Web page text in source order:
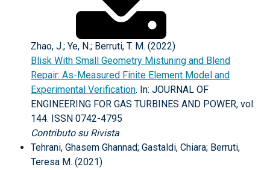
Zhao, J.; Ye, N.; Berruti, T. M. (2022)
Blisk With Small Geometry Mistuning and Blend
Repair: As-Measured Finite Element Model and
Experimental Verification. In: JOURNAL OF
ENGINEERING FOR GAS TURBINES AND POWER, vol.
144. ISSN 0742-4795
Contributo su Rivista
Tehrani, Ghasem Ghannad; Gastaldi, Chiara; Berruti,
Teresa M. (2021)